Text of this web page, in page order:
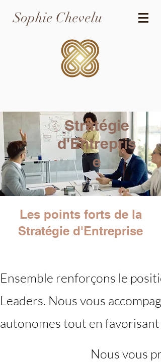
Sophie Chevelu
Stratégie
d'Entrepris
e
Les points forts de la
Stratégie d'Entreprise
Ensemble renforçons le
Leaders. Nous vous
autonomes tout en
Nous vous